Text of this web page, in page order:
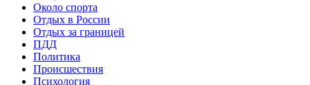
Около спорта
Отдых в России
Отдых за границей
ПДД
Политика
Происшествия
Психология